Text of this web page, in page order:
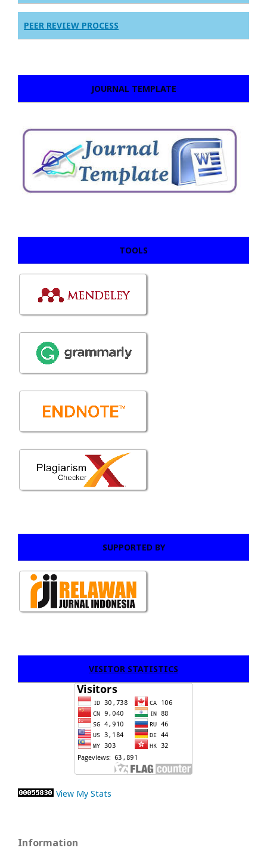
PEER REVIEW PROCESS
JOURNAL TEMPLATE
TOOLS
SUPPORTED BY
VISITOR STATISTICS
View My Stats
Information